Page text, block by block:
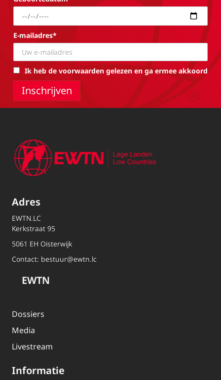
E-mailadres*
Ik heb de voorwaarden gelezen en ga ermee akkoord
Adres
EWTN.LC
Kerkstraat 95
5061 EH Oisterwijk
Contact: bestuur@ewtn.lc
EWTN
Dossiers
Media
Livestream
Informatie